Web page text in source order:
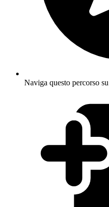
Naviga questo percorso su